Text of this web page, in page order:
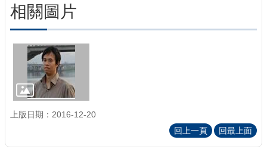
相關圖片
上版日期：2016-12-20
回上一頁
回最上面